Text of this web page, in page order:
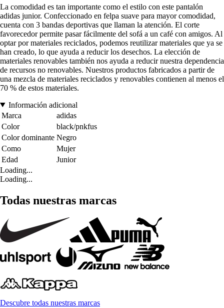
La comodidad es tan importante como el estilo con este pantalón
adidas junior. Confeccionado en felpa suave para mayor comodidad,
cuenta con 3 bandas deportivas que llaman la atención. El corte
favorecedor permite pasar fácilmente del sofá a un café con amigos. Al
optar por materiales reciclados, podemos reutilizar materiales que ya se
han creado, lo que ayuda a reducir los desechos. La elección de
materiales renovables también nos ayuda a reducir nuestra dependencia
de recursos no renovables. Nuestros productos fabricados a partir de
una mezcla de materiales reciclados y renovables contienen al menos el
70 % de estos materiales.
Información adicional
Marca
adidas
Color
black/pnkfus
Color dominante Negro
Como
Mujer
Edad
Junior
Loading...
Loading...
Todas nuestras marcas
Descubre todas nuestras marcas